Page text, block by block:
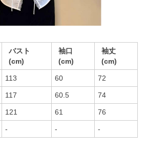
バスト
(cm)
袖口
(cm)
袖丈
(cm)
113 60 72
117 60.5 74
121 61 76
- - -